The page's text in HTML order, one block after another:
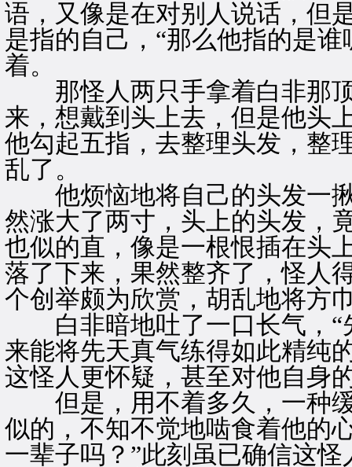
语，又像是在对别人说话，但
是指的自己，“那么他指的是
着。
那怪人两只手拿着白非那顶
来，想戴到头上去，但是他头
他勾起五指，去整理头发，整
乱了。
他烦恼地将自己的头发一揪
然涨大了两寸，头上的头发，
也似的直，像是一根恨插在头
落了下来，果然整齐了，怪人
个创举颇为欣赏，胡乱地将方
白非暗地吐了一口长气，“
来能将先天真气练得如此精纯
这怪人更怀疑，甚至对他自身
但是，用不着多久，一种缓
似的，不知不觉地啮食着他的
一辈子吗？”此刻虽已确信这